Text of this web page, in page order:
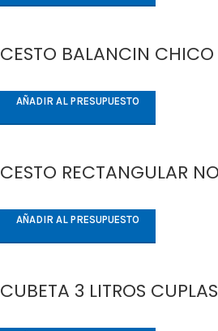
CESTO BALANCIN CHICO
AÑADIR AL PRESUPUESTO
CESTO RECTANGULAR
AÑADIR AL PRESUPUESTO
CUBETA 3 LITROS